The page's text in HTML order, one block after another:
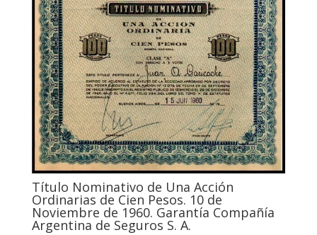
Título Nominativo de Una Acción
Ordinarias de Cien Pesos. 10 de
Noviembre de 1960. Garantía Compañía
Argentina de Seguros S. A.